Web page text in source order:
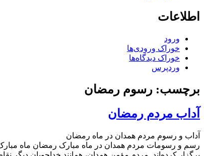
اطلاعات
ورود
خوراک ورودی‌ها
خوراک دیدگاه‌ها
وردپرس
برچسب: رسوم رمضان
آداب مردم رمضان
آداب و رسوم مردم همدان در ماه رمضان
رسم و رسومات مردم همدان در ماه مبارک رمضان ماه مبارک